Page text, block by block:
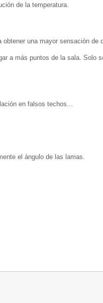
de la temperatura.
una mayor sensación de
a más puntos de la sala. Solo
en falsos techos...
el ángulo de las lamas.